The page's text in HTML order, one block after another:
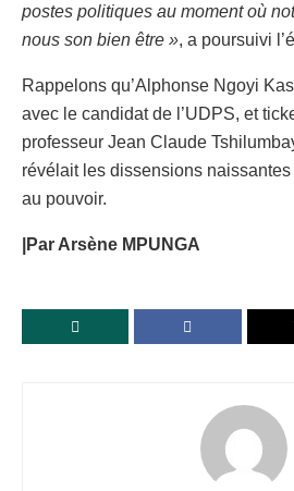
postes politiques au moment où
nous son bien être », a poursuivi
Rappelons qu’Alphonse Ngoyi
avec le candidat de l’UDPS, et
professeur Jean Claude
révélait les dissensions
au pouvoir.
|Par Arsène MPUNGA